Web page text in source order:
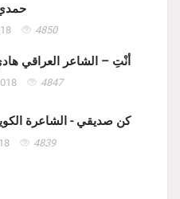
4850
أنْتِ – الشاعر العراقي
4847
كن صديقي - الشاعرة
4839